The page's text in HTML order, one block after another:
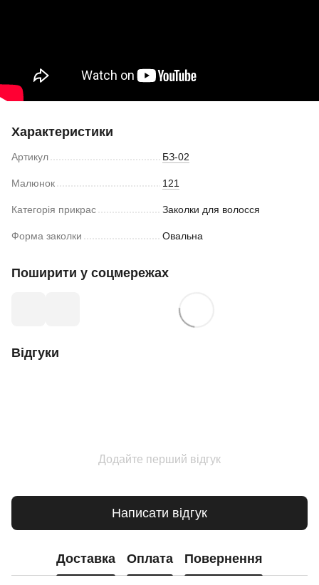
Характеристики
Артикул БЗ-02
Малюнок 121
Категорія прикрас Заколки для волосся
Форма заколки Овальна
Поширити у соцмережах
Відгуки
Додайте перший відгук
Написати відгук
Доставка Оплата Повернення